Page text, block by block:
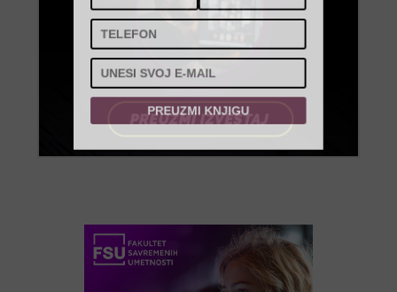
PREUZMI KNJIGU